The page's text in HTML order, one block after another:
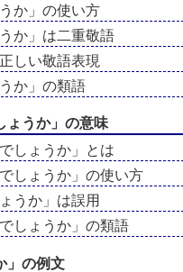
か」の使い方
か」は二重敬語
しい敬語表現
か」の類語
ょうか」の意味
しょうか」とは
しょうか」の使い方
うか」は誤用
しょうか」の類語
」の例文